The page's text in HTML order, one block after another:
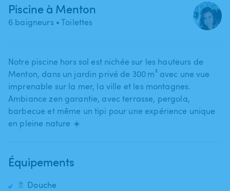
Piscine à Menton
6 baigneurs • Toilettes
Notre piscine hors sol est nichée sur les hauteurs de
Menton​,​ dans un jardin privé de 300 m² avec une vue
imprenable sur la mer​,​ la ville et les montagnes.
Ambiance zen garantie​,​ avec terrasse​,​ pergola​,​
barbecue et même un tipi pour une expérience unique
en pleine nature ☀️
Équipements
🚿 Douche